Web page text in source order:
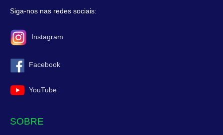
Siga-nos nas redes sociais:
Instagram
Facebook
YouTube
SOBRE